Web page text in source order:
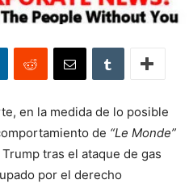
en la medida de lo posible
de “Le Monde”
tras el ataque de gas
por el derecho